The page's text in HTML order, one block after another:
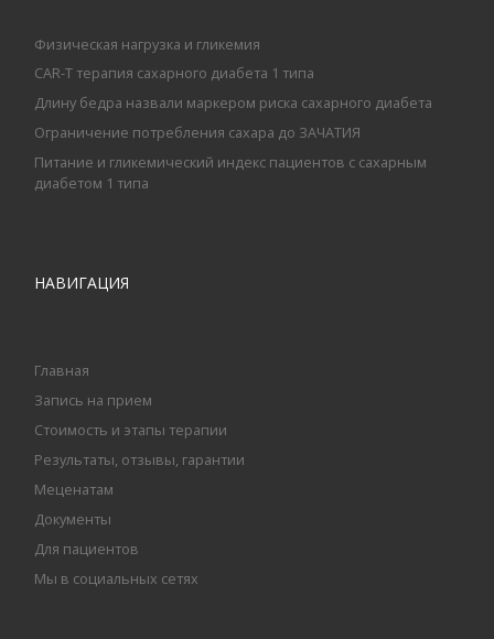
Физическая нагрузка и гликемия
CAR-T терапия сахарного диабета 1 типа
Длину бедра назвали маркером риска сахарного диабета
Ограничение потребления сахара до ЗАЧАТИЯ
Питание и гликемический индекс пациентов с сахарным
диабетом 1 типа
НАВИГАЦИЯ
Главная
Запись на прием
Стоимость и этапы терапии
Результаты, отзывы, гарантии
Меценатам
Документы
Для пациентов
Мы в социальных сетях